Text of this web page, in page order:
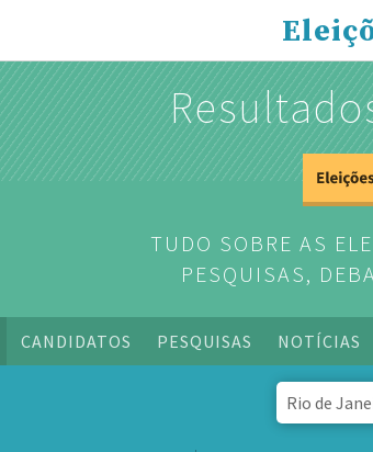
TUDO SOBRE AS
PESQUISAS,
CANDIDATOS PESQUISAS NOTÍCIAS